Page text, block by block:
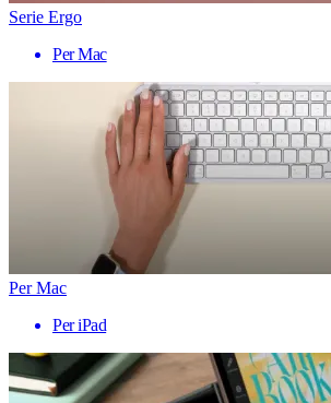
Serie Ergo
Per Mac
Per Mac
Per iPad